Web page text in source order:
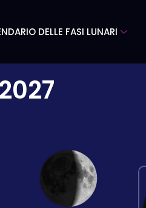
DELLE FASI LUNARI